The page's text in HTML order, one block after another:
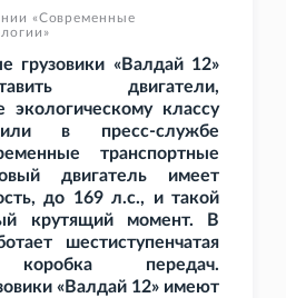
«Современные
грузовики «Валдай 12»
двигатели,
экологическому классу
в пресс-службе
транспортные
двигатель имеет
до 169 л.с., и такой
крутящий момент. В
шестиступенчатая
коробка передач.
«Валдай 12» имеют